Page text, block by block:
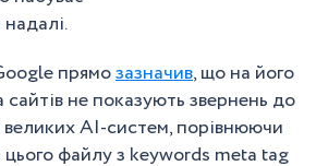
прямозазначив, що на його
сайтів не показують звернень до
великих AI-систем, порівнюючи
цього файлу з keywords meta tag